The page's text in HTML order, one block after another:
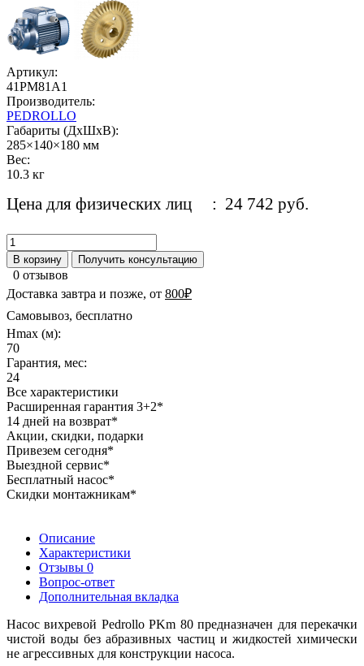
Артикул:
41PM81A1
Производитель:
PEDROLLO
Габариты (ДхШхВ):
285×140×180 мм
Вес:
10.3 кг
Цена для физических лиц : 24 742 руб.
В корзину Получить консультацию
0 отзывов
Доставка завтра и позже, от 800₽
Самовывоз, бесплатно
Hmax (м):
70
Гарантия, мес:
24
Все характеристики
Расширенная гарантия 3+2*
14 дней на возврат*
Акции, скидки, подарки
Привезем сегодня*
Выездной сервис*
Бесплатный насос*
Скидки монтажникам*
Описание
Характеристики
Отзывы 0
Вопрос-ответ
Дополнительная вкладка
Насос вихревой Pedrollo PKm 80 предназначен для перекачки
чистой воды без абразивных частиц и жидкостей химически
не агрессивных для конструкции насоса.